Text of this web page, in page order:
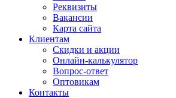
Реквизиты
Вакансии
Карта сайта
Клиентам
Скидки и акции
Онлайн-калькулятор
Вопрос-ответ
Оптовикам
Контакты